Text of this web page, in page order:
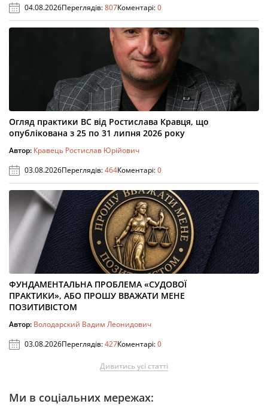
04.08.2026Переглядів:807Коментарі:0
Огляд практики ВС від Ростислава Кравця, що
опублікована з 25 по 31 липня 2026 року
Автор: Кравець Ростислав Юрійович
03.08.2026Переглядів:464Коментарі:0
ФУНДАМЕНТАЛЬНА ПРОБЛЕМА «СУДОВОЇ
ПРАКТИКИ», АБО ПРОШУ ВВАЖАТИ МЕНЕ
ПОЗИТИВІСТОМ
Автор: Володарский Вадим Леонидович
03.08.2026Переглядів:427Коментарі:0
Дивитись усі статті
Ми в соціальних мережах: